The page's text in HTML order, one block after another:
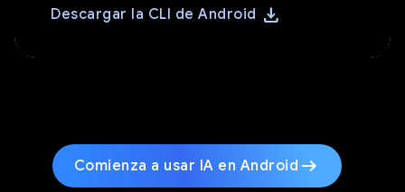
Descargar la CLI de Android download
Comienza a usar IA en Android arrow_right_alt